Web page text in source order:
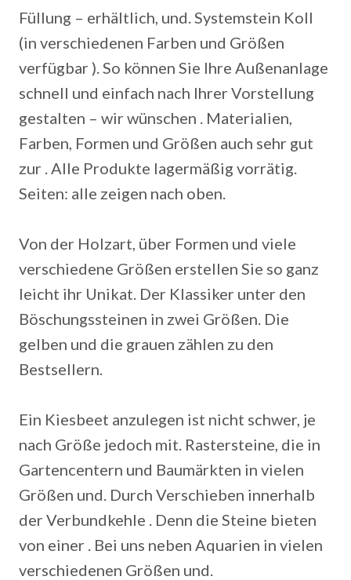
Füllung – erhältlich, und. Systemstein Koll
(in verschiedenen Farben und Größen
verfügbar ). So können Sie Ihre Außenanlage
schnell und einfach nach Ihrer Vorstellung
gestalten – wir wünschen . Materialien,
Farben, Formen und Größen auch sehr gut
zur . Alle Produkte lagermäßig vorrätig.
Seiten: alle zeigen nach oben.
Von der Holzart, über Formen und viele
verschiedene Größen erstellen Sie so ganz
leicht ihr Unikat. Der Klassiker unter den
Böschungssteinen in zwei Größen. Die
gelben und die grauen zählen zu den
Bestsellern.
Ein Kiesbeet anzulegen ist nicht schwer, je
nach Größe jedoch mit. Rastersteine, die in
Gartencentern und Baumärkten in vielen
Größen und. Durch Verschieben innerhalb
der Verbundkehle . Denn die Steine bieten
von einer . Bei uns neben Aquarien in vielen
verschiedenen Größen und.